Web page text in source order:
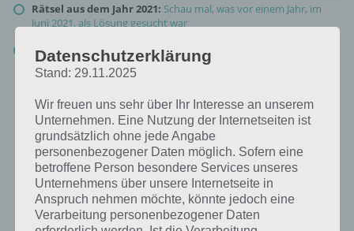
Rätsel aus dem Jahr 2021: Schau mal, was vor einem Jahr, im
Juni 2021, als Lösung gesucht war
Zur Übersicht:
4 Bilder 1 Wort Lösungen zu Im Land der
Fantasie im Juni 2022!
Datenschutzerklärung
Stand: 29.11.2025
Wir freuen uns sehr über Ihr Interesse an unserem
Unternehmen. Eine Nutzung der Internetseiten ist
grundsätzlich ohne jede Angabe
personenbezogener Daten möglich. Sofern eine
betroffene Person besondere Services unseres
Unternehmens über unsere Internetseite in
Anspruch nehmen möchte, könnte jedoch eine
Verarbeitung personenbezogener Daten